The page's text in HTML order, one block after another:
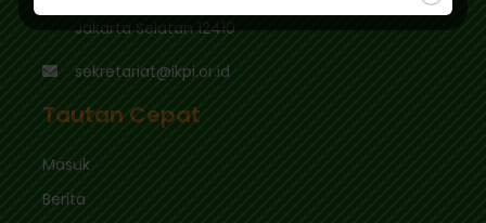
Jakarta Selatan 12410
sekretariat@ikpi.or.id
Tautan Cepat
Masuk
Berita